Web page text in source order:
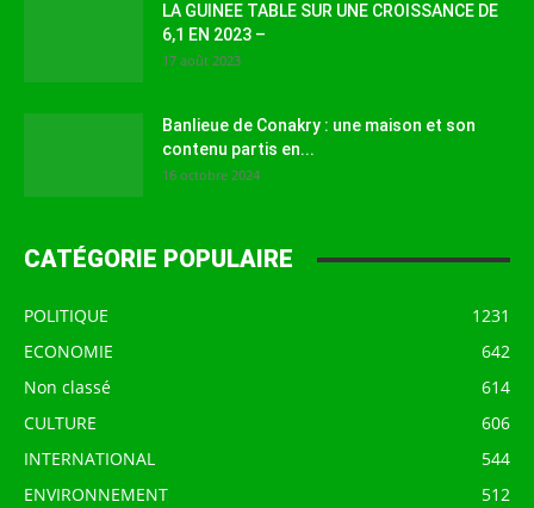
LA GUINEE TABLE SUR UNE CROISSANCE DE
6,1 EN 2023 –
17 août 2023
Banlieue de Conakry : une maison et son
contenu partis en...
16 octobre 2024
CATÉGORIE POPULAIRE
POLITIQUE
1231
ECONOMIE
642
Non classé
614
CULTURE
606
INTERNATIONAL
544
ENVIRONNEMENT
512